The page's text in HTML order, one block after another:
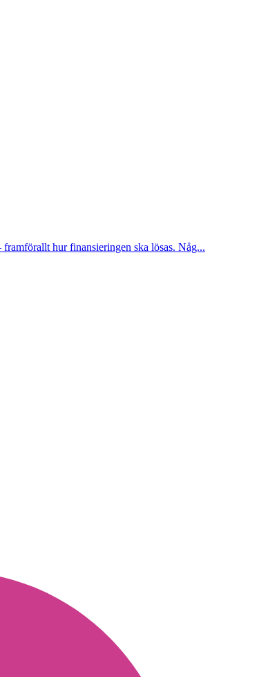
hur finansieringen ska lösas. Någ...